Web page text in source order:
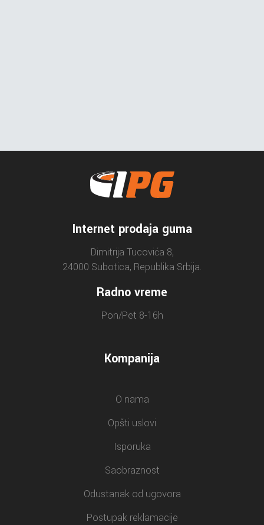
Internet prodaja guma
Dimitrija Tucovića 8,
24000 Subotica, Republika Srbija.
Radno vreme
Pon/Pet 8-16h
Kompanija
O nama
Opšti uslovi
Isporuka
Saobraznost
Odustanak od ugovora
Postupak reklamacije